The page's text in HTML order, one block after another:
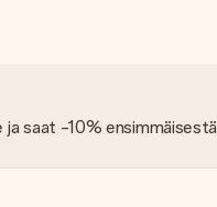
ja saat -10% ensimmäisestä